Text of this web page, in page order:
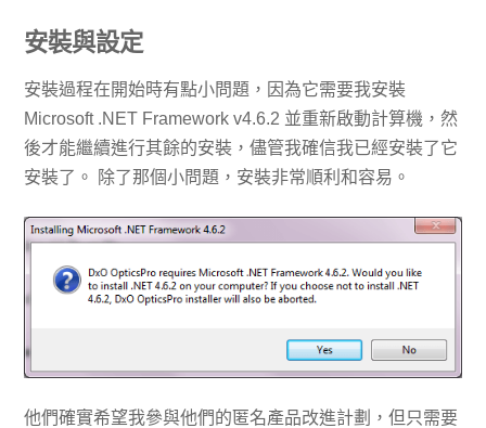
安裝與設定
安裝過程在開始時有點小問題，因為它需要我安裝
Microsoft .NET Framework v4.6.2 並重新啟動計算機，然
後才能繼續進行其餘的安裝，儘管我確信我已經安裝了它
安裝了。 除了那個小問題，安裝非常順利和容易。
他們確實希望我參與他們的匿名產品改進計劃，但只需要